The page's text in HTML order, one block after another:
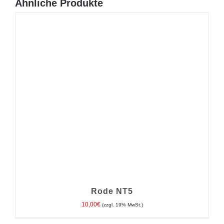
Ähnliche Produkte
Rode NT5
10,00€ (zzgl. 19% MwSt.)